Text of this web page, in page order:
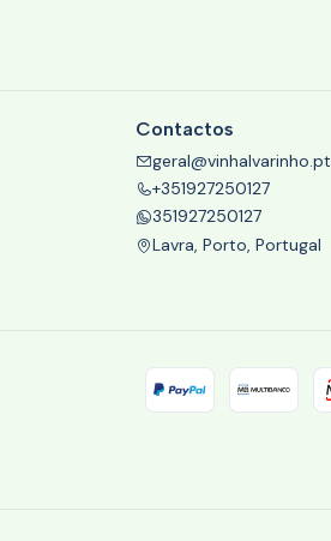
Contactos
geral@vinhalvarinho.pt
+351927250127
351927250127
Lavra, Porto, Portugal